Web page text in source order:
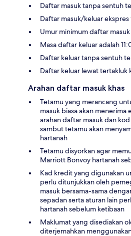
Daftar masuk tanpa sentuh
Daftar masuk/keluar
Umur minimum daftar
Masa daftar keluar adalah
Daftar keluar tanpa sentuh
Daftar keluar lewat tertakluk
Arahan daftar masuk khas
Tetamu yang merancang
masuk biasa akan
arahan daftar masuk dan
sambut tetamu akan
hartanah
Tetamu disyorkan agar
Marriott Bonvoy hartanah
Kad kredit yang digunakan
perlu ditunjukkan oleh
masuk bersama-sama
sepadan serta aturan lain
hartanah sebelum ketibaan
Maklumat yang disediakan
diterjemahkan